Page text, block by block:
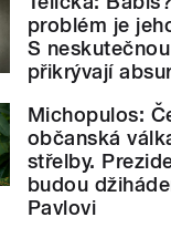
problém je
S
přikrývají
Michopulos:
občanská
střelby.
budou
Pavlovi